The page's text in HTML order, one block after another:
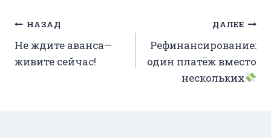
Навигация
по
НАЗАД
Не ждите аванса—
живите сейчас!
ДАЛЕЕ
Рефинансирование:
один платёж вместо
нескольких